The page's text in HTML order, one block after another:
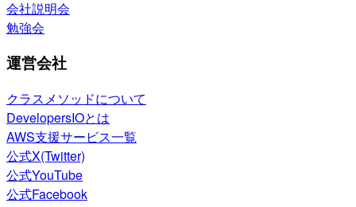
会社説明会
勉強会
運営会社
クラスメソッドについて
DevelopersIOとは
AWS支援サービス一覧
公式X(Twitter)
公式YouTube
公式Facebook